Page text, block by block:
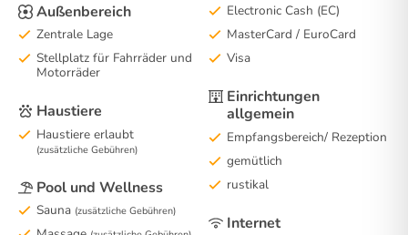
Außenbereich
Zentrale Lage
Stellplatz für Fahrräder und
Motorräder
Haustiere
Haustiere erlaubt
(zusätzliche Gebühren)
Pool und Wellness
Sauna (zusätzliche Gebühren)
Electronic Cash (EC)
MasterCard / EuroCard
Visa
Einrichtungen
allgemein
Empfangsbereich/ Rezeption
gemütlich
rustikal
Internet